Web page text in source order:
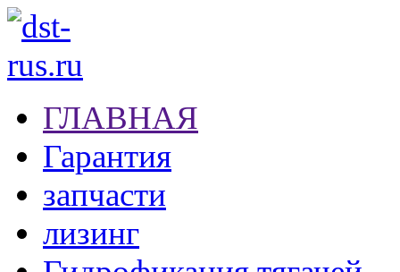
ГЛАВНАЯ
Гарантия
запчасти
лизинг